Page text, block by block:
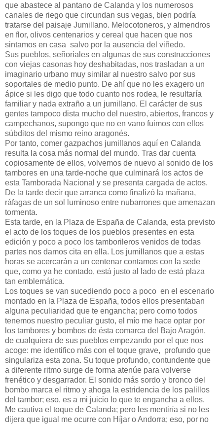
que abastece al pantano de Calanda y los numerosos
canales de riego que circundan sus vegas, bien podría
tratarse del paisaje Jumillano. Melocotoneros, y almendros
en flor, olivos centenarios y cereal que hacen que nos
sintamos en casa salvo por la ausencia del viñedo.
Sus pueblos, señoriales en algunas de sus construcciones
con viejas casonas hoy deshabitadas, nos trasladan a un
imaginario urbano muy similar al nuestro salvo por sus
soportales de medio punto. De ahí que no les exagero un
ápice si les digo que todo cuanto nos rodea, le resultaría
familiar y nada extraño a un jumillano. El carácter de sus
gentes tampoco dista mucho del nuestro, abiertos, francos y
campechanos, supongo que no en vano fuimos con ellos
súbditos del mismo reino aragonés.
Por tanto, comer gazpachos jumillanos aquí en Calanda
resulta la cosa más normal del mundo. Tras dar cuenta
copiosamente de ellos, volvemos de nuevo al sonido de los
tambores en una tarde-noche que culminará los actos de
esta Tamborada Nacional y se presenta cargada de actos.
De la tarde decir que arranca como finalizó la mañana,
ráfagas de un sol luminoso entre nubarrones que amenazan
tormenta.
Esta tarde, en la Plaza de España de Calanda, esta previsto
el acto de los toques de los pueblos presentes en esta
edición y poco a poco los tamborileros venidos de todas
partes nos damos cita en ella. Los jumillanos que a estas
horas se acercarán a un centenar contamos con la sede
que, como ya he contado, está justo al lado de está plaza
tan emblemática.
Los toques se van sucediendo poco a poco en el escenario
montado en la Plaza de España, todos ellos presentaban
alguna peculiaridad que te engancha; pero como todos
tenemos nuestro peculiar gusto, el mío me hace optar por
los tambores y bombos de ésta comarca del Bajo Aragón,
de cualquiera de sus pueblos empezando por el que nos
acoge: me identifico más con el toque grave, profundo que
singulariza esta zona. Su toque profundo, contundente que
a diferente ritmo surge de forma atenúe para volverse
frenético y desgarrador. El sonido más sordo y bronco del
bombo marca el ritmo y ahoga la estridencia de los palillos
del tambor; eso, es a mi juicio lo que te engancha a ellos.
Me cautiva el toque de Calanda; pero les mentiría si no les
dijera que igual me ocurre con Híjar o Andorra; eso, por no